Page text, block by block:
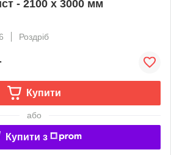
- 2100 x 3000 мм
Роздріб
Купити
або
Купити з